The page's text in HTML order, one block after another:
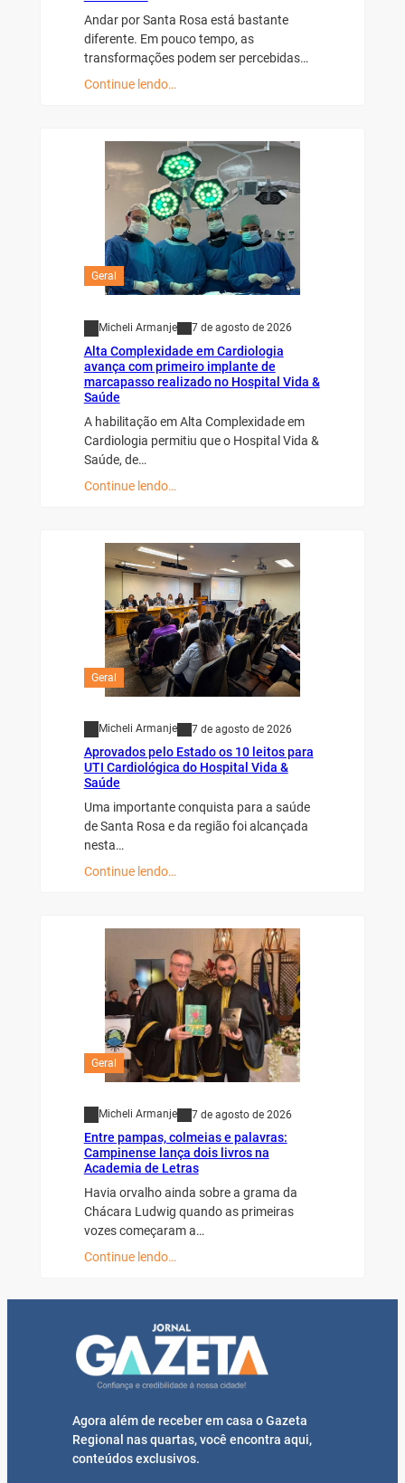
Andar por Santa Rosa está bastante
diferente. Em pouco tempo, as
transformações podem ser percebidas…
Continue lendo…
Geral
Micheli Armanje 7 de agosto de 2026
Alta Complexidade em Cardiologia
avança com primeiro implante de
marcapasso realizado no Hospital Vida &
Saúde
A habilitação em Alta Complexidade em
Cardiologia permitiu que o Hospital Vida &
Saúde, de…
Continue lendo…
Geral
Micheli Armanje 7 de agosto de 2026
Aprovados pelo Estado os 10 leitos para
UTI Cardiológica do Hospital Vida &
Saúde
Uma importante conquista para a saúde
de Santa Rosa e da região foi alcançada
nesta…
Continue lendo…
Geral
Micheli Armanje 7 de agosto de 2026
Entre pampas, colmeias e palavras:
Campinense lança dois livros na
Academia de Letras
Havia orvalho ainda sobre a grama da
Chácara Ludwig quando as primeiras
vozes começaram a…
Continue lendo…
Agora além de receber em casa o Gazeta
Regional nas quartas, você encontra aqui,
conteúdos exclusivos.